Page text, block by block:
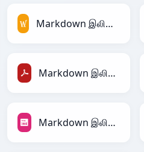
Markdown இலிருந்து MediaWiki
Markdown இலிருந்து PDF
Markdown இலிருந்து PNG